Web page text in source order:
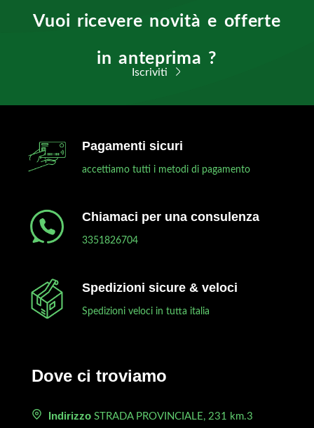
Vuoi ricevere novità e offerte
in anteprima ?
Iscriviti
Pagamenti sicuri
accettiamo tutti i metodi di pagamento
Chiamaci per una consulenza
3351826704
Spedizioni sicure & veloci
Spedizioni veloci in tutta italia
Dove ci troviamo
Indirizzo STRADA PROVINCIALE, 231 km.3